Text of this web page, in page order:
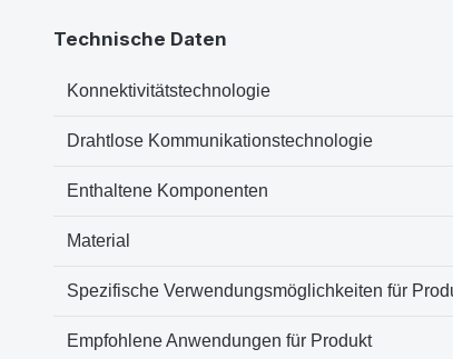
Technische Daten
Konnektivitätstechnologie
Drahtlose Kommunikationstechnologie
Enthaltene Komponenten
Material
Spezifische Verwendungsmöglichkeiten für
Empfohlene Anwendungen für Produkt